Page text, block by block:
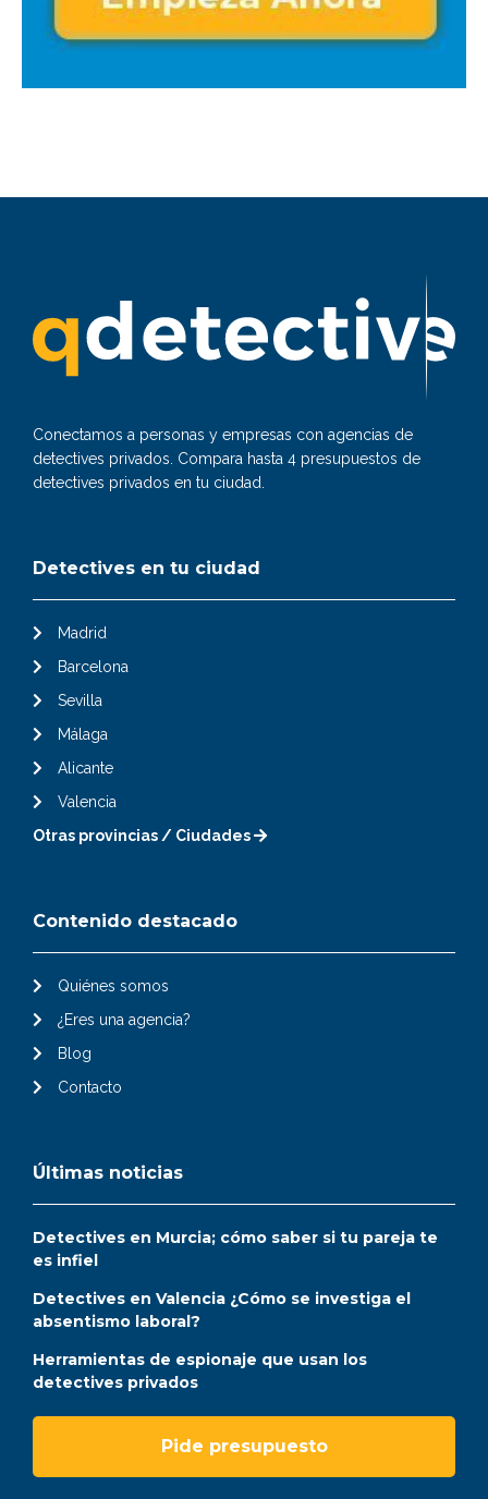
Conectamos a personas y empresas con agencias de
detectives privados. Compara hasta 4 presupuestos de
detectives privados en tu ciudad.
Detectives en tu ciudad
Madrid
Barcelona
Sevilla
Málaga
Alicante
Valencia
Otras provincias / Ciudades
Contenido destacado
Quiénes somos
¿Eres una agencia?
Blog
Contacto
Últimas noticias
Detectives en Murcia; cómo saber si tu pareja te
es infiel
Detectives en Valencia ¿Cómo se investiga el
absentismo laboral?
Herramientas de espionaje que usan los
detectives privados
Pide presupuesto